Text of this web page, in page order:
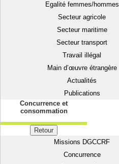
Egalité femmes/hommes
Secteur agricole
Secteur maritime
Secteur transport
Travail illégal
Main d’œuvre étrangère
Actualités
Publications
Concurrence et
consommation
Retour
Missions DGCCRF
Concurrence